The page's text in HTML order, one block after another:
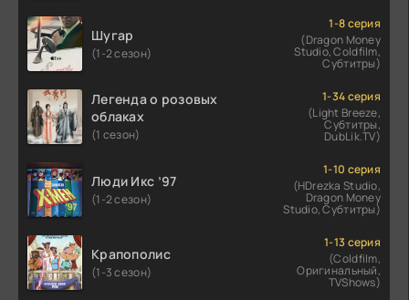
Шугар
(1-2 сезон)
1-8 серия
(Dragon Money
Studio, Coldfilm,
Субтитры)
Легенда о розовых
облаках
(1 сезон)
1-34 серия
(Light Breeze,
Субтитры,
DubLik.TV)
Люди Икс ’97
(1-2 сезон)
1-10 серия
(HDrezka Studio,
Dragon Money
Studio, Субтитры)
Крапополис
(1-3 сезон)
1-13 серия
(Coldfilm,
Оригинальный,
TVShows)